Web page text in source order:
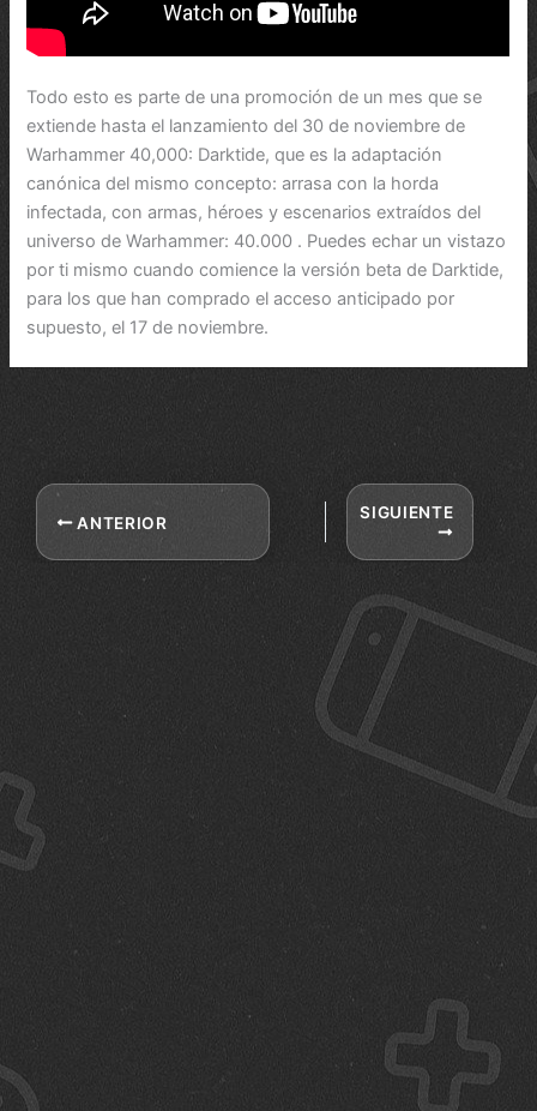
Todo esto es parte de una promoción de un mes que se
extiende hasta el lanzamiento del 30 de noviembre de
Warhammer 40,000: Darktide, que es la adaptación
canónica del mismo concepto: arrasa con la horda
infectada, con armas, héroes y escenarios extraídos del
universo de Warhammer: 40.000 . Puedes echar un vistazo
por ti mismo cuando comience la versión beta de Darktide,
para los que han comprado el acceso anticipado por
supuesto, el 17 de noviembre.
ANTERIOR
SIGUIENTE